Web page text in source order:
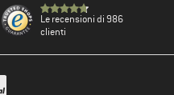
Le recensioni di 986
clienti